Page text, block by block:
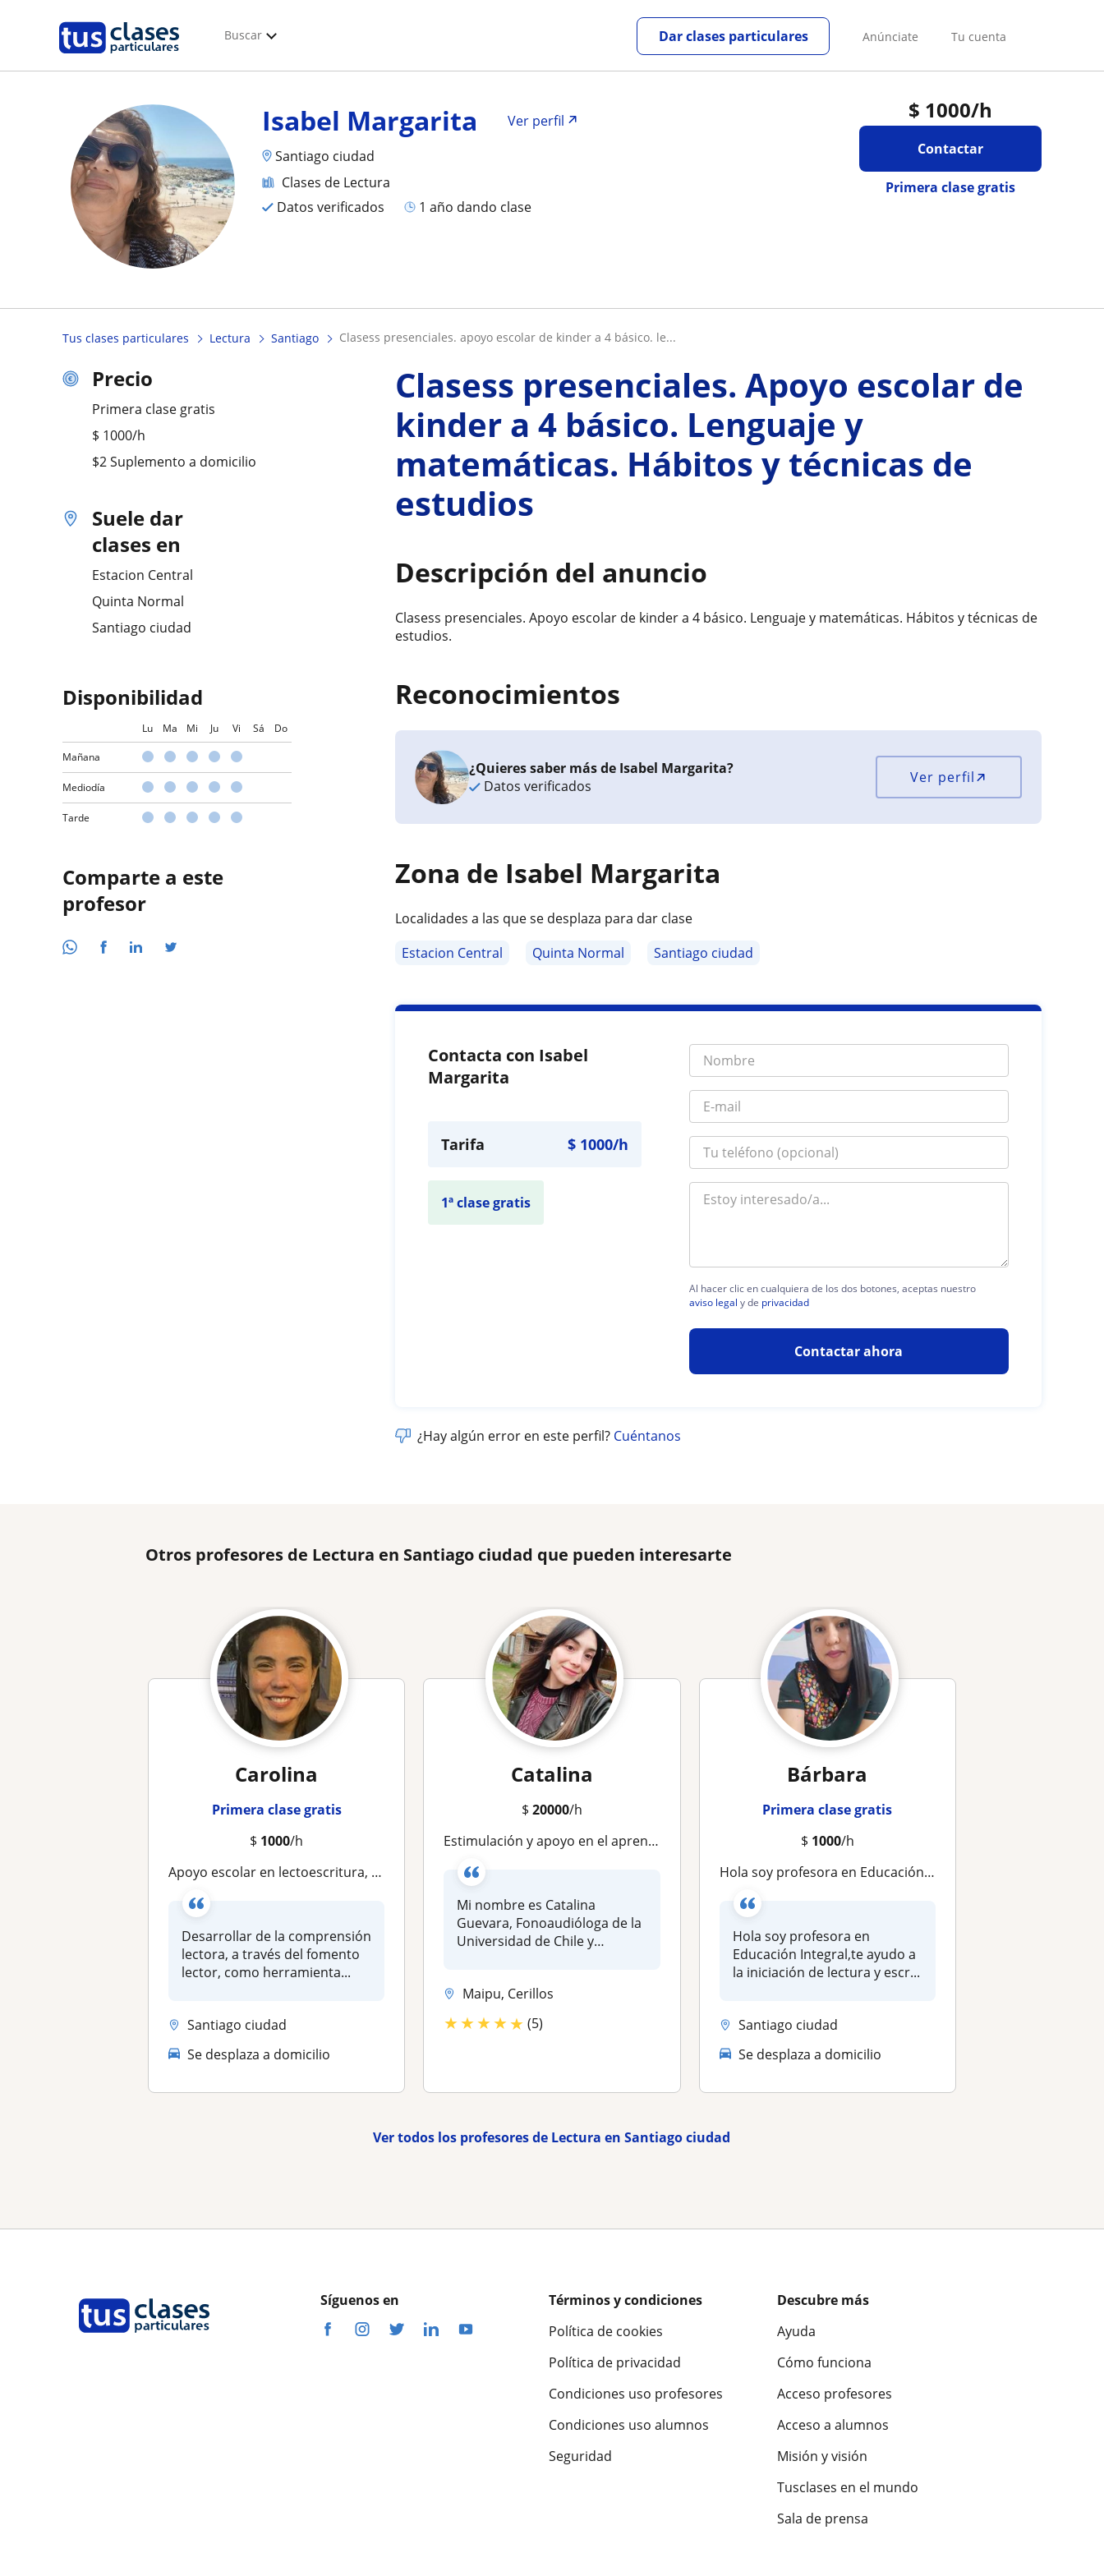
Buscar Anúnciate Tu cuenta
Dar clases particulares
$ 1000/h
Contactar
Primera clase gratis
Isabel Margarita
Ver perfil
Santiago ciudad
Clases de Lectura
Datos verificados
1 año dando clase
Tus clases particulares Lectura Santiago clasess presenciales. apoyo escolar de kinder a 4 básico. le...
Precio
Primera clase gratis
$ 1000/h
$2 Suplemento a domicilio
Suele dar
clases en
Estacion Central
Quinta Normal
Santiago ciudad
Disponibilidad
Lu Ma Mi Ju Vi Sá Do
Mañana
Mediodía
Tarde
Comparte a este
profesor
Clasess presenciales. Apoyo escolar de
kinder a 4 básico. Lenguaje y
matemáticas. Hábitos y técnicas de
estudios
Descripción del anuncio
Clasess presenciales. Apoyo escolar de kinder a 4 básico. Lenguaje y matemáticas. Hábitos y técnicas de
estudios.
Reconocimientos
¿Quieres saber más de Isabel Margarita?
Datos verificados
Ver perfil
Zona de Isabel Margarita
Localidades a las que se desplaza para dar clase
Estacion Central
Quinta Normal Santiago ciudad
Contacta con Isabel
Margarita
Tarifa $ 1000/h
1ª clase gratis
Al hacer clic en cualquiera de los dos botones, aceptas nuestro
aviso legal y de privacidad
Contactar ahora
¿Hay algún error en este perfil? Cuéntanos
Otros profesores de Lectura en Santiago ciudad que pueden interesarte
Carolina
Primera clase gratis
$ 1000/h
Apoyo escolar en lectoescritura, comprensión y fluidez lectora, para niños y jóvenes
Desarrollar de la comprensión
lectora, a través del fomento
lector, como herramienta...
Santiago ciudad
Se desplaza a domicilio
Catalina
$ 20000/h
Estimulación y apoyo en el aprendizaje de la Lectoescritura
Mi nombre es Catalina
Guevara, Fonoaudióloga de la
Universidad de Chile y
Maipu, Cerillos
★★★★★ (5)
Bárbara
Primera clase gratis
$ 1000/h
Hola soy profesora en Educación Integral,te ayudo a la iniciación de lectura y escritura
Hola soy profesora en
Educación Integral,te ayudo a
la iniciación de lectura y escr...
Santiago ciudad
Se desplaza a domicilio
Ver todos los profesores de Lectura en Santiago ciudad
Síguenos en
Términos y condiciones
Política de cookies
Política de privacidad
Condiciones uso profesores
Condiciones uso alumnos
Seguridad
Descubre más
Ayuda
Cómo funciona
Acceso profesores
Acceso a alumnos
Misión y visión
Tusclases en el mundo
Sala de prensa